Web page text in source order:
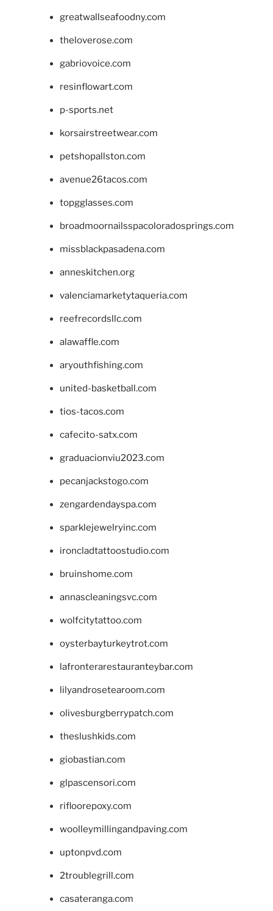
greatwallseafoodny.com
theloverose.com
gabriovoice.com
resinflowart.com
p-sports.net
korsairstreetwear.com
petshopallston.com
avenue26tacos.com
topgglasses.com
broadmoornailsspacoloradosprings.com
missblackpasadena.com
anneskitchen.org
valenciamarketytaqueria.com
reefrecordsllc.com
alawaffle.com
aryouthfishing.com
united-basketball.com
tios-tacos.com
cafecito-satx.com
graduacionviu2023.com
pecanjackstogo.com
zengardendayspa.com
sparklejewelryinc.com
ironcladtattoostudio.com
bruinshome.com
annascleaningsvc.com
wolfcitytattoo.com
oysterbayturkeytrot.com
lafronterarestauranteybar.com
lilyandrosetearoom.com
olivesburgberrypatch.com
theslushkids.com
giobastian.com
glpascensori.com
rifloorepoxy.com
woolleymillingandpaving.com
uptonpvd.com
2troublegrill.com
casateranga.com